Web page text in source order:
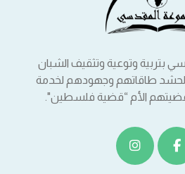
بتربية وتوعية وتثقيف الشبان
لحشد طاقاتهم وجهودهم لخدمة
الأم “قضية فلسطين".